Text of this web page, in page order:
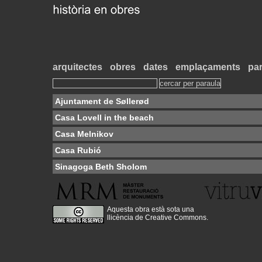
arquitectes obres dates emplaçaments
Ajuntament de Søllerød
Casa Lovell in the beach
Casa Melnikov
Casa Rubió
Sinagoga Beth Sholom
Aquesta obra està sota una
llicència de Creative Commons.